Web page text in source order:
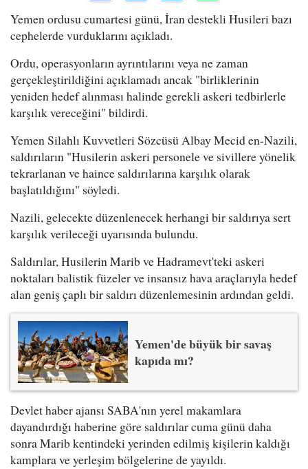
Yemen ordusu cumartesi günü, İran destekli Husileri bazı
cephelerde vurduklarını açıkladı.
Ordu, operasyonların ayrıntılarını veya ne zaman
gerçekleştirildiğini açıklamadı ancak "birliklerinin
yeniden hedef alınması halinde gerekli askeri tedbirlerle
karşılık vereceğini" bildirdi.
Yemen Silahlı Kuvvetleri Sözcüsü Albay Mecid en-Nazili,
saldırıların "Husilerin askeri personele ve sivillere yönelik
tekrarlanan ve haince saldırılarına karşılık olarak
başlatıldığını" söyledi.
Nazili, gelecekte düzenlenecek herhangi bir saldırıya sert
karşılık verileceği uyarısında bulundu.
Saldırılar, Husilerin Marib ve Hadramevt'teki askeri
noktaları balistik füzeler ve insansız hava araçlarıyla hedef
alan geniş çaplı bir saldırı düzenlemesinin ardından geldi.
Yemen'de büyük bir savaş
kapıda mı?
Devlet haber ajansı SABA'nın yerel makamlara
dayandırdığı haberine göre saldırılar cuma günü daha
sonra Marib kentindeki yerinden edilmiş kişilerin kaldığı
kamplara ve yerleşim bölgelerine de yayıldı.